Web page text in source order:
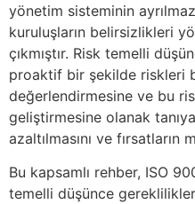
yönetim sisteminin
kuruluşların belirsizlikleri
çıkmıştır. Risk temelli
proaktif bir şekilde riskleri
değerlendirmesine ve bu
geliştirmesine olanak
azaltılmasını ve
Bu kapsamlı rehber, ISO
temelli düşünce